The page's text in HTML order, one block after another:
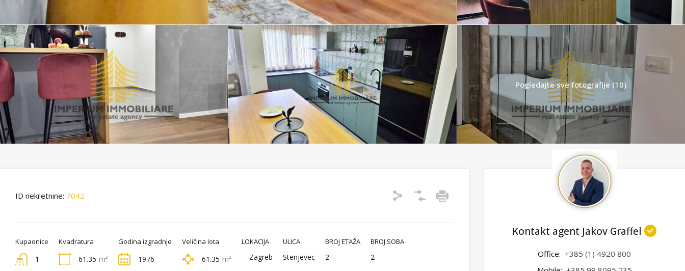
Pogledajte sve fotografije (10)
ID nekretnine: 7042
Kupaonice
1
Kvadratura
61.35 m²
Godina izgradnje
1976
Veličina lota
61.35 m²
LOKACIJA
Zagreb
ULICA
Stenjevec
BROJ ETAŽA
2
BROJ SOBA
2
Kontakt agent Jakov Graffel
Office: +385 (1) 4920 800